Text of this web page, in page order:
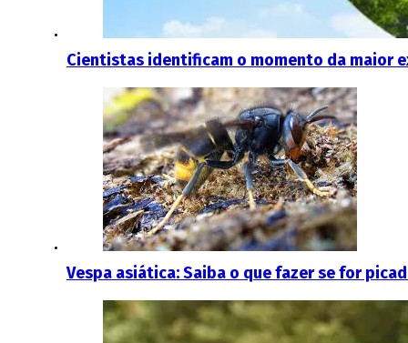
Cientistas identificam o momento da maior
Vespa asiática: Saiba o que fazer se for